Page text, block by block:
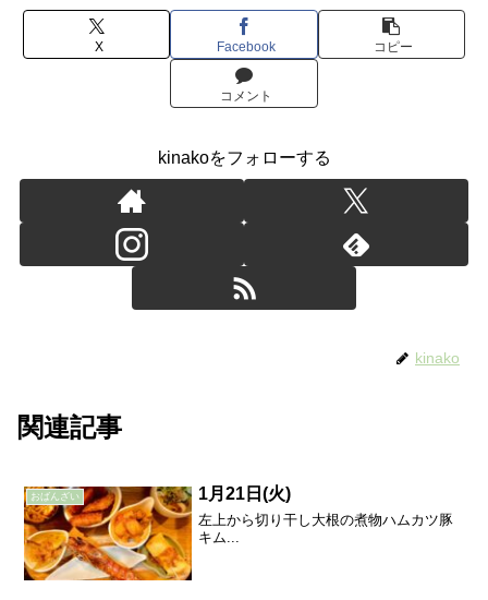
X Facebook コピー
コメント
kinakoをフォローする
kinako
関連記事
おばんざい 1月21日(火)
左上から切り干し大根の煮物ハムカツ豚
キム...